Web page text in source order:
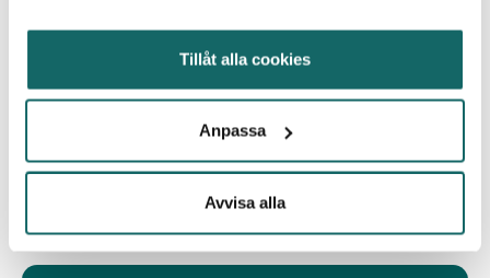
Tillåt alla cookies
Anpassa
Avvisa alla
Åtgärden testad av Håll Sverige Rent
Nej